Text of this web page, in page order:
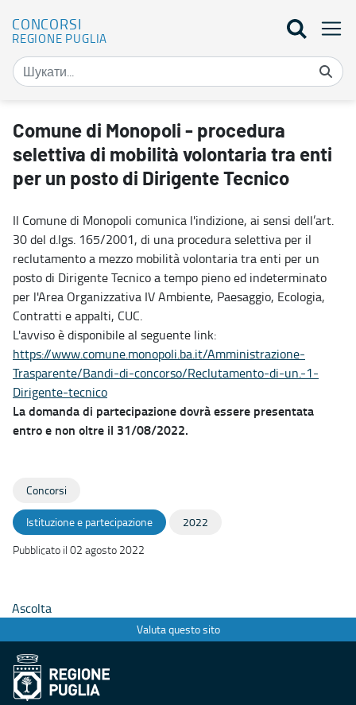
CONCORSI
REGIONE PUGLIA
Comune di Monopoli - procedura selettiva di mobilità volontaria
Comune di Monopoli - procedura
selettiva di mobilità volontaria tra enti
per un posto di Dirigente Tecnico
Il Comune di Monopoli comunica l'indizione, ai sensi dell’art.
30 del d.lgs. 165/2001, di una procedura selettiva per il
reclutamento a mezzo mobilità volontaria tra enti per un
posto di Dirigente Tecnico a tempo pieno ed indeterminato
per l'Area Organizzativa IV Ambiente, Paesaggio, Ecologia,
Contratti e appalti, CUC.
L'avviso è disponibile al seguente link:
https://www.comune.monopoli.ba.it/Amministrazione-
Trasparente/Bandi-di-concorso/Reclutamento-di-un.-1-
Dirigente-tecnico
La domanda di partecipazione dovrà essere presentata
entro e non oltre il 31/08/2022.
Concorsi
Istituzione e partecipazione
2022
Pubblicato il 02 agosto 2022
Ascolta
Valuta questo sito